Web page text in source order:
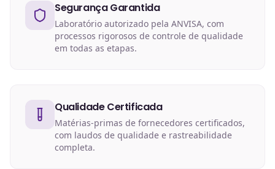
Segurança Garantida
Laboratório autorizado pela ANVISA, com
processos rigorosos de controle de qualidade
em todas as etapas.
Qualidade Certificada
Matérias-primas de fornecedores certificados,
com laudos de qualidade e rastreabilidade
completa.